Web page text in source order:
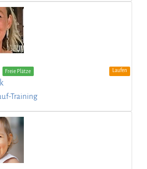
Freie Plätze Laufen
Training